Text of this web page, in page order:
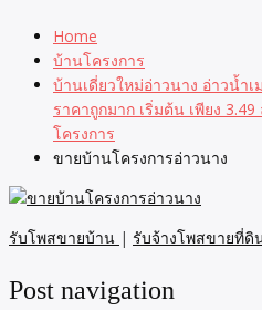
Home
บ้านโครงการ
บ้านเดี่ยวใหม่อ่าวนาง อ่าวน้ำ
ราคาถูกมาก เริ่มต้น เพียง
โครงการ
ขายบ้านโครงการอ่าวนาง
รับโพสขายบ้าน | รับจ้างโพสขายที่ดิ
Post navigation